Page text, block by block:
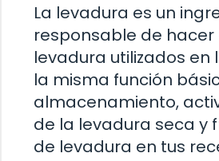
La levadura es un
responsable de
levadura utilizados
la misma función
almacenamiento,
de la levadura seca y
de levadura en tus